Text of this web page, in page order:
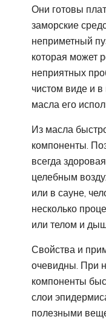
Они готовы
заморские
неприметный
которая может
неприятных
чистом виде и
масла его
Из масла
компоненты.
всегда
целебным
или в сауне,
несколько
или телом и
Свойства и
очевидны. При
компоненты
слои
полезными